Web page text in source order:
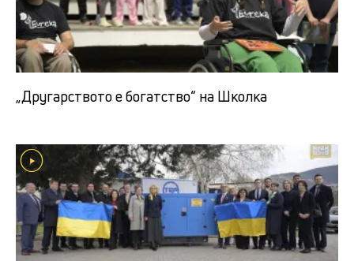
„Другарството е богатство“ на Школка